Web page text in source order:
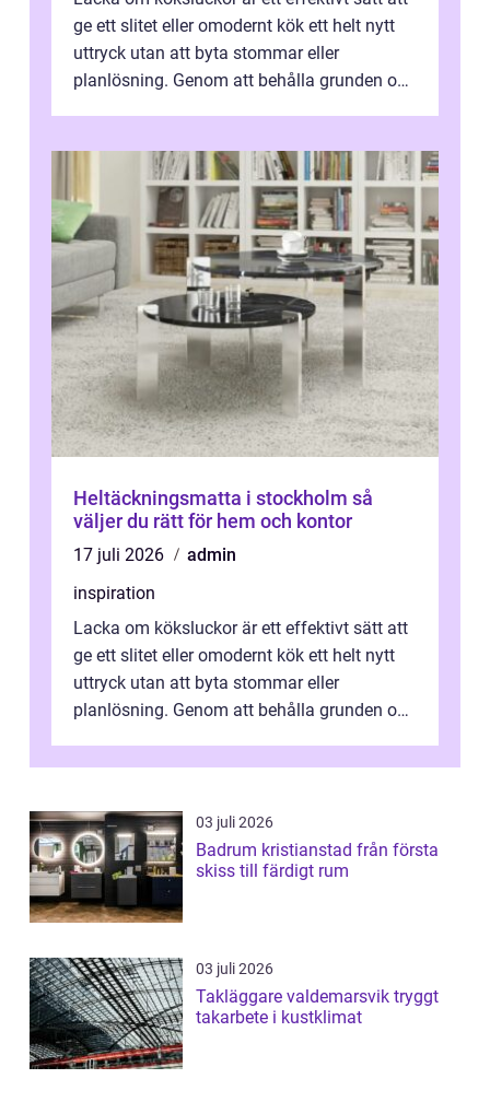
ge ett slitet eller omodernt kök ett helt nytt
uttryck utan att byta stommar eller
planlösning. Genom att behålla grunden och
Heltäckningsmatta i stockholm så
väljer du rätt för hem och kontor
17 juli 2026
admin
inspiration
Lacka om köksluckor är ett effektivt sätt att
ge ett slitet eller omodernt kök ett helt nytt
uttryck utan att byta stommar eller
planlösning. Genom att behålla grunden och
03 juli 2026
Badrum kristianstad från första
skiss till färdigt rum
03 juli 2026
Takläggare valdemarsvik tryggt
takarbete i kustklimat